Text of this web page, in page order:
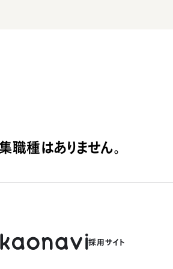
職種はありません。